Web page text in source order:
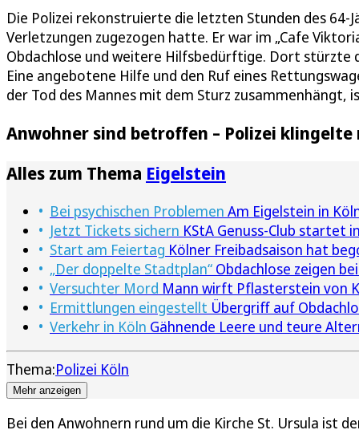
Die Polizei rekonstruierte die letzten Stunden des 64-
Verletzungen zugezogen hatte. Er war im „Cafe
Obdachlose und weitere Hilfsbedürftige. Dort stürzte
Eine angebotene Hilfe und den Ruf eines
der Tod des Mannes mit dem Sturz zusammenhängt,
Anwohner sind betroffen – Polizei klingelte
Alles zum Thema Eigelstein
Bei psychischen Problemen Am Eigelstein in
Jetzt Tickets sichern KStA Genuss-Club startet
Start am Feiertag Kölner Freibadsaison hat
„Der doppelte Stadtplan“ Obdachlose zeigen
Versuchter Mord Mann wirft Pflasterstein von
Ermittlungen eingestellt Übergriff auf
Verkehr in Köln Gähnende Leere und teure
Thema:Polizei Köln
Mehr anzeigen
Bei den Anwohnern rund um die Kirche St. Ursula ist